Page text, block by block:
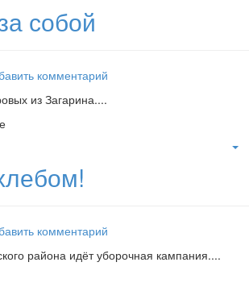
собой
комментарий
из Загарина....
комментарий
района идёт уборочная кампания....